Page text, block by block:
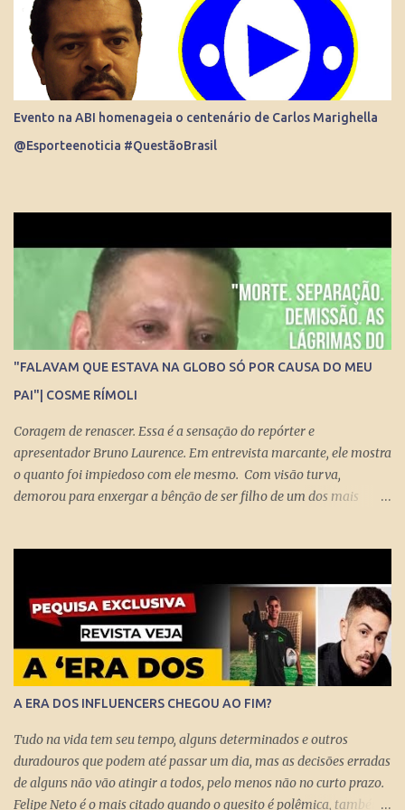
Evento na ABI homenageia o centenário de Carlos Marighella
@Esporteenoticia #QuestãoBrasil
"FALAVAM QUE ESTAVA NA GLOBO SÓ POR CAUSA DO MEU
PAI"| COSME RÍMOLI
Coragem de renascer. Essa é a sensação do repórter e
apresentador Bruno Laurence. Em entrevista marcante, ele mostra
o quanto foi impiedoso com ele mesmo. Com visão turva,
demorou para enxergar a bênção de ser filho de um dos mais
Grandes Momentos do Esporte e Cartão Verde, entre inúmeros
feitos. Bruno queria fugir da comparação. Tentou ser jogador de
basquete. Mas o jornalismo esportivo estava nas suas veias. Foi
inevitável. Talentoso, impôs seu estilo direto de fazer grandes
entrevistas. Sua cultura esportiva e o domínio de idiomas o colocou
diante de ídolos mundiais do esporte. Contratado pela Globo, sem
o pai saber, o que prova que não houve nepotismo, se tornou um
dos principais repórteres, fazendo matérias especiais para o Jornal
Nacional, Esporte Espetacular. Até se tornar apresent...
A ERA DOS INFLUENCERS CHEGOU AO FIM?
Tudo na vida tem seu tempo, alguns determinados e outros
duradouros que podem até passar um dia, mas as decisões erradas
de alguns não vão atingir a todos, pelo menos não no curto prazo.
Felipe Neto é o mais citado quando o quesito é polêmica, também